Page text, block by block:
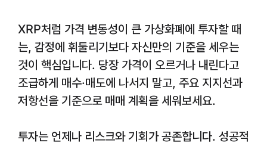
XRP처럼 가격 변동성이 큰 가상화폐에 투자할 때
는, 감정에 휘둘리기보다 자신만의 기준을 세우는
것이 핵심입니다. 당장 가격이 오르거나 내린다고
조급하게 매수·매도에 나서지 말고, 주요 지지선과
저항선을 기준으로 매매 계획을 세워보세요.
투자는 언제나 리스크와 기회가 공존합니다. 성공적